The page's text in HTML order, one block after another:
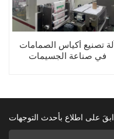
آلة تصنيع أكياس الصمامات
في صناعة الجسيمات